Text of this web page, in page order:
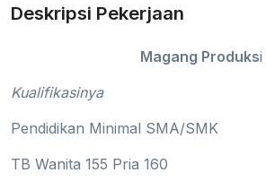
Deskripsi Pekerjaan
Magang Produksi
Kualifikasinya
Pendidikan Minimal SMA/SMK
TB Wanita 155 Pria 160